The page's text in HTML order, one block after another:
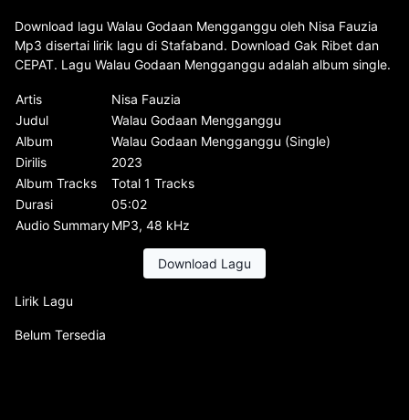
Download lagu Walau Godaan Mengganggu oleh Nisa Fauzia
Mp3 disertai lirik lagu di Stafaband. Download Gak Ribet dan
CEPAT. Lagu Walau Godaan Mengganggu adalah album single.
Artis
Nisa Fauzia
Judul
Walau Godaan Mengganggu
Album
Walau Godaan Mengganggu (Single)
Dirilis
2023
Album Tracks
Total 1 Tracks
Durasi
05:02
Audio SummaryMP3, 48 kHz
Download Lagu
Lirik Lagu
Belum Tersedia